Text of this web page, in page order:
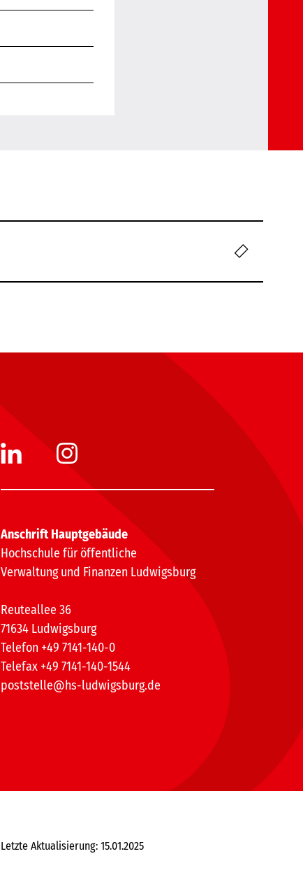
Anschrift Hauptgebäude
Hochschule für öffentliche
Verwaltung und Finanzen Ludwigsburg
Reuteallee 36
71634 Ludwigsburg
Telefon +49 7141-140-0
Telefax +49 7141-140-1544
poststelle@hs-ludwigsburg.de
Letzte Aktualisierung: 15.01.2025